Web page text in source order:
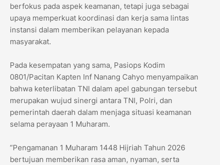
berfokus pada aspek keamanan, tetapi juga sebagai
upaya memperkuat koordinasi dan kerja sama lintas
instansi dalam memberikan pelayanan kepada
masyarakat.
Pada kesempatan yang sama, Pasiops Kodim
0801/Pacitan Kapten Inf Nanang Cahyo menyampaikan
bahwa keterlibatan TNI dalam apel gabungan tersebut
merupakan wujud sinergi antara TNI, Polri, dan
pemerintah daerah dalam menjaga situasi keamanan
selama perayaan 1 Muharam.
“Pengamanan 1 Muharam 1448 Hijriah Tahun 2026
bertujuan memberikan rasa aman, nyaman, serta